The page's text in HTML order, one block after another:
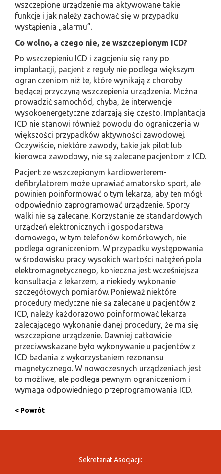
wszczepione urządzenie ma aktywowane takie
funkcje i jak należy zachować się w przypadku
wystąpienia „alarmu”.
Co wolno, a czego nie, ze wszczepionym ICD?
Po wszczepieniu ICD i zagojeniu się rany po
implantacji, pacjent z reguły nie podlega większym
ograniczeniom niż te, które wynikają z choroby
będącej przyczyną wszczepienia urządzenia. Można
prowadzić samochód, chyba, że interwencje
wysokoenergetyczne zdarzają się często. Implantacja
ICD nie stanowi również powodu do ograniczenia w
większości przypadków aktywności zawodowej.
Oczywiście, niektóre zawody, takie jak pilot lub
kierowca zawodowy, nie są zalecane pacjentom z ICD.
Pacjent ze wszczepionym kardiowerterem-
defibrylatorem może uprawiać amatorsko sport, ale
powinien poinformować o tym lekarza, aby ten mógł
odpowiednio zaprogramować urządzenie. Sporty
walki nie są zalecane. Korzystanie ze standardowych
urządzeń elektronicznych i gospodarstwa
domowego, w tym telefonów komórkowych, nie
podlega ograniczeniom. W przypadku występowania
w środowisku pracy wysokich wartości natężeń pola
elektromagnetycznego, konieczna jest wcześniejsza
konsultacja z lekarzem, a niekiedy wykonanie
szczegółowych pomiarów. Ponieważ niektóre
procedury medyczne nie są zalecane u pacjentów z
ICD, należy każdorazowo poinformować lekarza
zalecającego wykonanie danej procedury, że ma się
wszczepione urządzenie. Dawniej całkowicie
przeciwwskazane było wykonywanie u pacjentów z
ICD badania z wykorzystaniem rezonansu
magnetycznego. W nowoczesnych urządzeniach jest
to możliwe, ale podlega pewnym ograniczeniom i
wymaga odpowiedniego przeprogramowania ICD.
< Powrót
Sekretariat Asocjacji: